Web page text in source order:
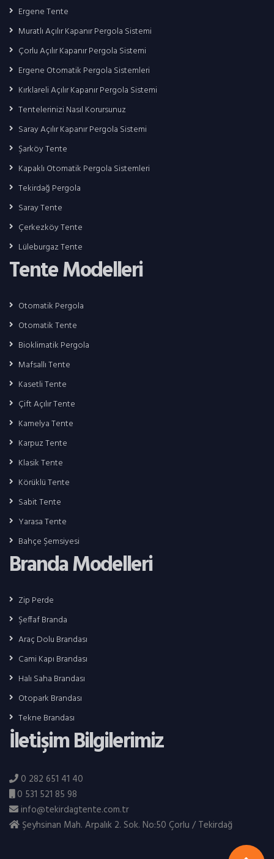
Ergene Tente
Muratlı Açılır Kapanır Pergola Sistemi
Çorlu Açılır Kapanır Pergola Sistemi
Ergene Otomatik Pergola Sistemleri
Kırklareli Açılır Kapanır Pergola Sistemi
Tentelerinizi Nasıl Korursunuz
Saray Açılır Kapanır Pergola Sistemi
Şarköy Tente
Kapaklı Otomatik Pergola Sistemleri
Tekirdağ Pergola
Saray Tente
Çerkezköy Tente
Lüleburgaz Tente
Tente Modelleri
Otomatik Pergola
Otomatik Tente
Bioklimatik Pergola
Mafsallı Tente
Kasetli Tente
Çift Açılır Tente
Kamelya Tente
Karpuz Tente
Klasik Tente
Körüklü Tente
Sabit Tente
Yarasa Tente
Bahçe Şemsiyesi
Branda Modelleri
Zip Perde
Şeffaf Branda
Araç Dolu Brandası
Cami Kapı Brandası
Halı Saha Brandası
Otopark Brandası
Tekne Brandası
İletişim Bilgilerimiz
0 282 651 41 40
0 531 521 85 98
info@tekirdagtente.com.tr
Şeyhsinan Mah. Arpalık 2. Sok. No:50 Çorlu / Tekirdağ